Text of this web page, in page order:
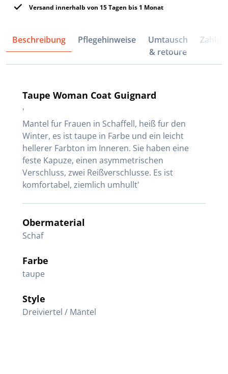
Versand innerhalb von 15 Tagen bis 1 Monat
Beschreibung Pflegehinweise
Umtausch
& retoure
Taupe Woman Coat Guignard
'
Mantel fur Frauen in Schaffell, heiß fur den
Winter, es ist taupe in Farbe und ein leicht
hellerer Farbton im Inneren. Sie haben eine
feste Kapuze, einen asymmetrischen
Verschluss, zwei Reißverschlusse. Es ist
komfortabel, ziemlich umhullt'
Obermaterial
Schaf
Farbe
taupe
Style
Dreiviertel / Mäntel